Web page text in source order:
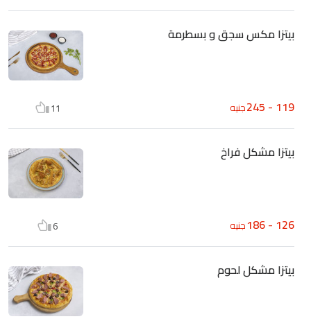
بيتزا مكس سجق و بسطرمة
119 - 245 جنيه 11
بيتزا مشكل فراخ
126 - 186 جنيه 6
بيتزا مشكل لحوم